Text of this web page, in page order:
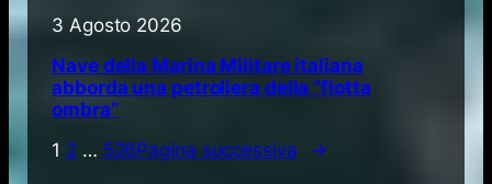
3 Agosto 2026
Nave della Marina Militare italiana
abborda una petroliera della “flotta
ombra”
1 2 … 526Pagina successiva →